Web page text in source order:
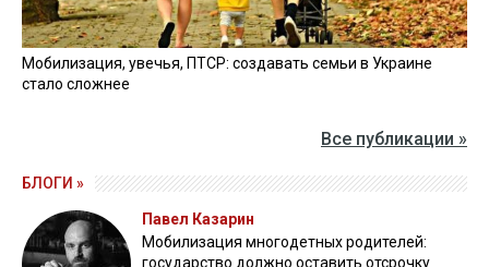
Мобилизация, увечья, ПТСР: создавать семьи в Украине
стало сложнее
Все публикации »
БЛОГИ »
Павел Казарин
Мобилизация многодетных родителей:
государство должно оставить отсрочку